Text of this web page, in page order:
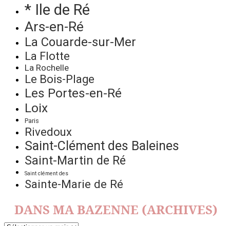
* Ile de Ré
Ars-en-Ré
La Couarde-sur-Mer
La Flotte
La Rochelle
Le Bois-Plage
Les Portes-en-Ré
Loix
Paris
Rivedoux
Saint-Clément des Baleines
Saint-Martin de Ré
Saint clément des
Sainte-Marie de Ré
DANS MA BAZENNE (ARCHIVES)